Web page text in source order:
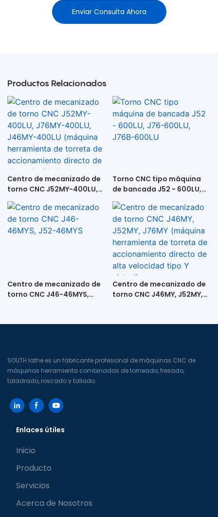
Enviar Consulta Ahora
Productos Relacionados
Centro de mecanizado de
torno CNC J52MY-400LU,
J76MY-400LU, J46MY-
400LU (máquina
herramienta de torreta de
accionamiento directo de
Torno CNC tipo máquina
de bancada J52 - 600LU,
J76-600LU, J76B-600LU
Centro de mecanizado de
torno CNC J46-46MYS,
Centro de mecanizado de
torno CNC J46MY, J52MY,
accionamiento directo de
SOUTH lathe es un fabricante profesional de máquinas CNC de
máquinas herramienta combinadas de torneado, fresado,
taladrado, roscado y tallado.
Enlaces útiles
Inicio
Producto
Servicios
Acerca de Nosotros